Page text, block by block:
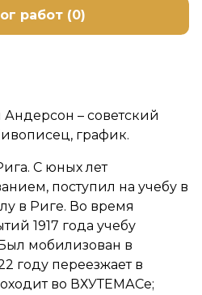
работ (0)
– советский
график.
С юных лет
поступил на учебу в
в Риге. Во время
1917 года учебу
мобилизован в
году переезжает в
во ВХУТЕМАСе;